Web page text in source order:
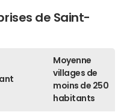
de Saint-
Moyenne
villages de
moins de 250
habitants